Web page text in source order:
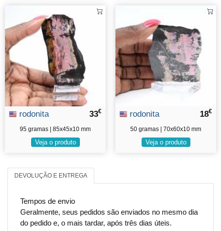
33€
rodonita
95 gramas | 85x45x10 mm
Veja o produto
18€
rodonita
50 gramas | 70x60x10 mm
Veja o produto
DEVOLUÇÃO E ENTREGA
Tempos de envio
Geralmente, seus pedidos são enviados no mesmo dia
do pedido e, o mais tardar, após três dias úteis.